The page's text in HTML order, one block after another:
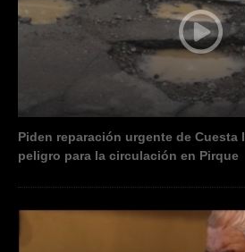
Piden reparación urgente de Cuesta
peligro para la circulación en Pirque